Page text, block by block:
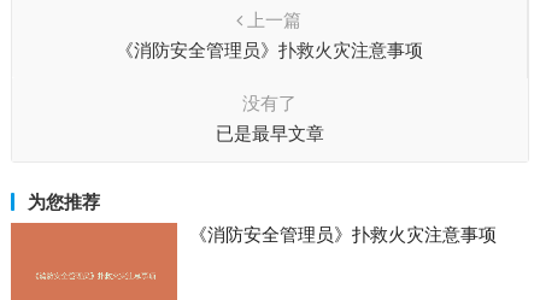
上一篇
《消防安全管理员》扑救火灾注意事项
没有了
已是最早文章
为您推荐
《消防安全管理员》扑救火灾注意事项